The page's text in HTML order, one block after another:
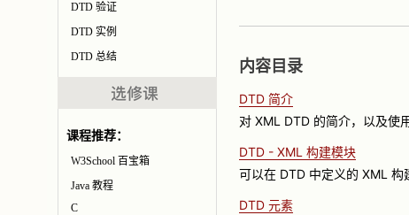
DTD 验证
DTD 实例
DTD 总结
课程推荐：
W3School 百宝箱
Java 教程
C
内容目录
DTD 简介
对 XML DTD 的简介，以及使
DTD - XML 构建模块
可以在 DTD 中定义的 XML 构
DTD 元素